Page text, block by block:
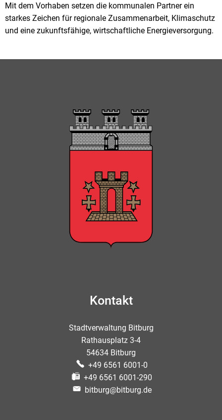
Mit dem Vorhaben setzen die kommunalen Partner ein
starkes Zeichen für regionale Zusammenarbeit, Klimaschutz
und eine zukunftsfähige, wirtschaftliche Energieversorgung.
Kontakt
Stadtverwaltung Bitburg
Rathausplatz 3-4
54634 Bitburg
+49 6561 6001-0
+49 6561 6001-290
bitburg@bitburg.de